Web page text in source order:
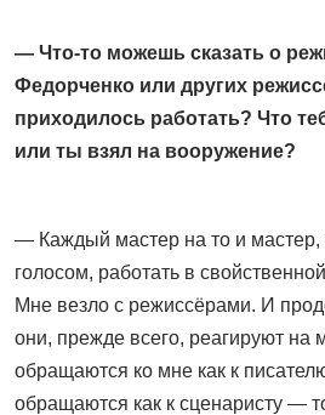
— Что-то можешь сказать о
Федорченко или других
приходилось работать? Что
или ты взял на вооружение?
— Каждый мастер на то и мастер,
голосом, работать в
Мне везло с режиссёрами. И
они, прежде всего, реагируют на
обращаются ко мне как к
обращаются как к сценаристу —